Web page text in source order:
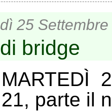
25
bridge
MARTEDÌ
21, parte il